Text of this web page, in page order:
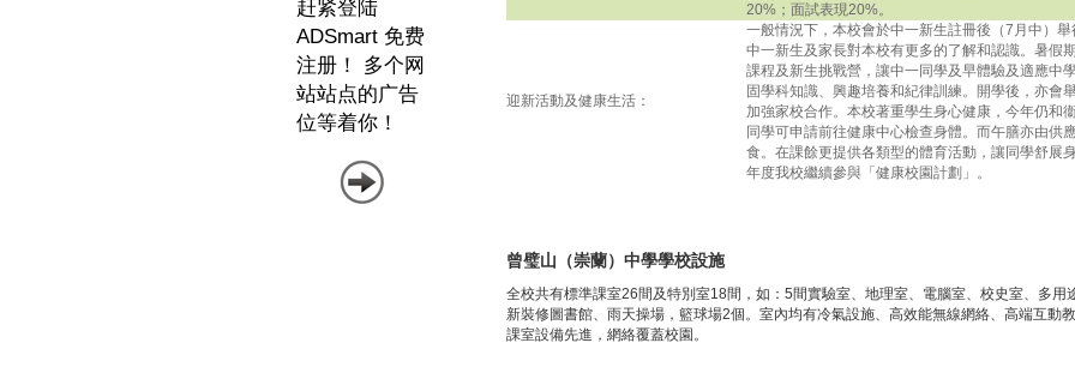
20%；面試表現20%。
迎新活動及健康生活：
一般情況下，本校會於中一新生註冊後（7月中）
中一新生及家長對本校有更多的了解和認識。暑假
課程及新生挑戰營，讓中一同學及早體驗及適應中
固學科知識、興趣培養和紀律訓練。開學後，亦會
加強家校合作。本校著重學生身心健康，今年仍和
同學可申請前往健康中心檢查身體。而午膳亦由供
食。在課餘更提供各類型的體育活動，讓同學舒展
年度我校繼續參與「健康校園計劃」。
曾璧山（崇蘭）中學學校設施
全校共有標準課室26間及特別室18間，如：5間實驗室、地理室、電腦室、校史室、多用
新裝修圖書館、雨天操場，籃球場2個。室內均有冷氣設施、高效能無線網絡、高端互動教
課室設備先進，網絡覆蓋校園。